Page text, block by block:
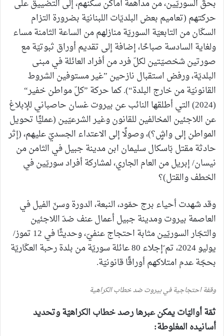
بحقّ السوريّين، من مداهمة أماكن سكنهم، إلى التضييق على
حركتهم (تعاميم بعض البلديّات اللبنانيّة بضرورة التزام
السكّان من التابعيّة السوريّة منازلهم من الساعة الثامنة مساء
ولغاية السادسة صباحًا، إضافة إلى تقديم أوراق ثبوتيّة مع
صورتين شخصيّتين لكلّ فرد من أفراد العائلة في مبنى
البلديّة، ورفض استقبال نازحين ”غير مستوفين الشروط
القانونيّة من خارج البلدة“). كما حركة ”كلّ مواطن خفير“
(2024) التي أطلقها النائب عن بيروت غسان حاصباني للإبلاغ
عن اللاجئين المخالفين للقانون وغير الشرعيّين (عمليًّا تحويل
المواطن إلى واشٍ؟)، وصولًا إلى الاعتداء الجسديّ عليهم، (إثر
حادثة مقتل بّاسكال سليمان ابن مدينة جبيل في الثامن من
نيسان/ إبريل من العام الجاري، لمشاركة أفراد سوريّين في
الخطف والقتل)؟
وقد شهدت أحياء برج حمّود، النبعة، الدورة وسنّ الفيل في
العاصمة بيروت ومدينة جبيل أعمال عنف ضدّ اللاجئين
والتجّار السوريّين مثابة احتجاج عنفيّ، وحديثًا في 12 تموز/
يوليو 2024، تم ّإجلاء 80 عائلة سوريّة من بلدة رحبة العكّاريّة
بحجّة عدم امتلاكهم أوراقًا قانونيّة.
وقفة احتجاجية في بيروت ضد خطاب الكراهية
ثمّة أواليّات يمكن عبرها رصد خطاب الكراهيّة وتحديد
أسانيده المغلوطة: